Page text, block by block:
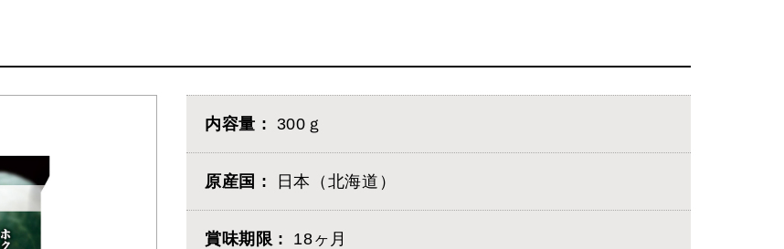
内容量 300ｇ
原産国 日本（北海道）
賞味期限 18ヶ月